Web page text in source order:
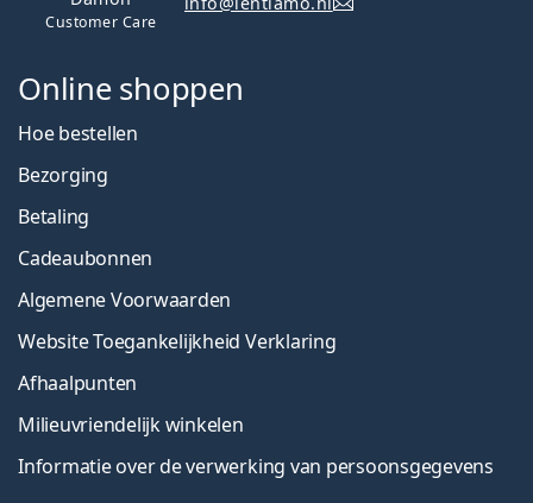
Customer Care
Online shoppen
Hoe bestellen
Bezorging
Betaling
Cadeaubonnen
Algemene Voorwaarden
Website Toegankelijkheid Verklaring
Afhaalpunten
Milieuvriendelijk winkelen
Informatie over de verwerking van persoonsgegevens